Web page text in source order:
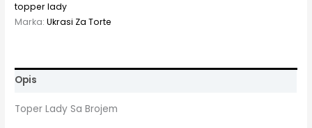
topper lady
Marka:Ukrasi Za Torte
Opis
Toper Lady Sa Brojem